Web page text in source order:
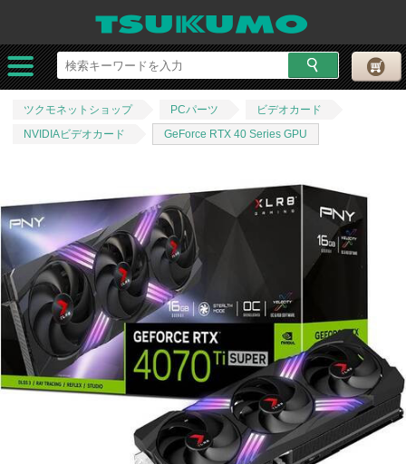
ツクモネットショップ PCパーツ
ビデオカード
NVIDIAビデオカード
GeForce RTX 40 Series GPU